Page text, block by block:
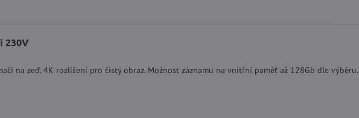
230V
na zeď. 4K rozlišení pro čistý obraz. Možnost záznamu na vnitřní paměť až 128Gb dle